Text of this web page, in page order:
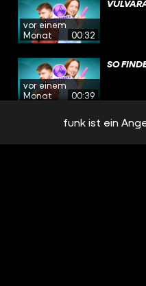
vor einem
Monat
00:32
vor einem
Monat
00:39
SO
vor einem
funk ist ein